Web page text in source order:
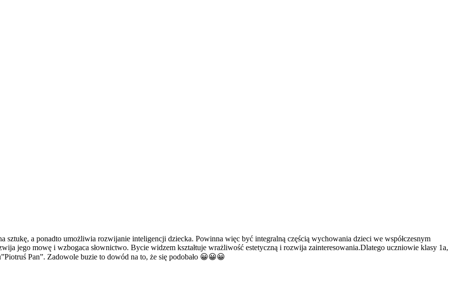
sztukę, a ponadto umożliwia rozwijanie inteligencji dziecka. Powinna więc być integralną częścią wychowania dzieci we współczesnym
jego mowę i wzbogaca słownictwo. Bycie widzem kształtuje wrażliwość estetyczną i rozwija zainteresowania.Dlatego uczniowie klasy 1a,
Pan”. Zadowole buzie to dowód na to, że się podobało 😀😀😀